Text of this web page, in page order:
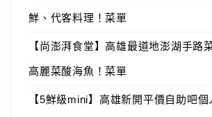
鮮、代客料理！菜單
【尚澎湃食堂】高雄最道地澎湖手路
高麗菜酸海魚！菜單
【5鮮級mini】高雄新開平價自助吧